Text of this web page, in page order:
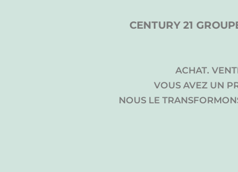
CENTURY 21
ACHAT.
VOUS AVEZ UN
NOUS LE